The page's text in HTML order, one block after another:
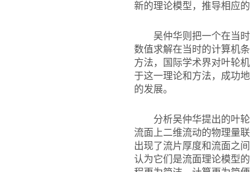
新的理论模型，推导相应
吴仲华则把一个在当
数值求解在当时的计算机
方法，国际学术界对叶轮
于这一理论和方法，成功
的发展。
分析吴仲华提出的叶
流面上二维流动的物理量
出现了流片厚度和流面之
认为它们是流面理论模型